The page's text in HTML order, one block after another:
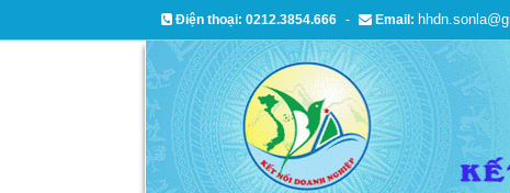
Điện thoại: 0212.3854.666 - Email: